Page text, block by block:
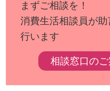
まずご相談を！
消費生活相談員が
行います
相談窓口の